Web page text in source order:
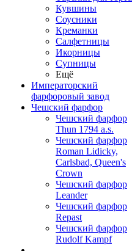
Кувшины
Соусники
Креманки
Салфетницы
Икорницы
Супницы
Ещё
Императорский
фарфоровый завод
Чешский фарфор
Чешский фарфор
Thun 1794 a.s.
Чешский фарфор
Roman Lidicky,
Carlsbad, Queen's
Crown
Чешский фарфор
Leander
Чешский фарфор
Repast
Чешский фарфор
Rudolf Kampf